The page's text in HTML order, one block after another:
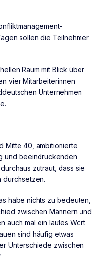
sollen die Teilnehmer
Raum mit Blick über
vier Mitarbeiterinnen
Unternehmen
Mitte 40, ambitionierte
und beeindruckenden
zutraut, dass sie
durchsetzen.
habe nichts zu bedeuten,
zwischen Männern und
auch mal ein lautes Wort
sind häufig etwas
Unterschiede zwischen